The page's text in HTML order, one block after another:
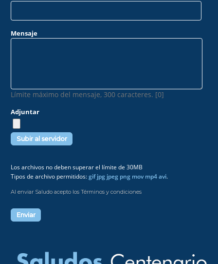
Mensaje
Límite máximo del mensaje, 300 caracteres. [0]
Adjuntar
Los archivos no deben superar el límite de 30MB
Tipos de archivo permitidos:gif jpg jpeg png mov mp4 avi.
Al enviar Saludo acepto los Términos y condiciones